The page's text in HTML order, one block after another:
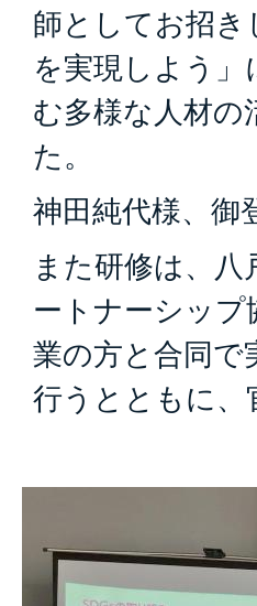
師としてお招き
を実現しよう
む多様な人材
た。
神田純代様、御
また研修は、
ートナーシップ
業の方と合同で
行うとともに、